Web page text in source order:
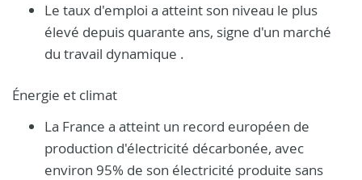
​Le taux d'emploi a atteint son niveau le plus
élevé depuis quarante ans, signe d'un marché
du travail dynamique .​
Énergie et climat
La France a atteint un record européen de
production d'électricité décarbonée, avec
environ 95% de son électricité produite sans